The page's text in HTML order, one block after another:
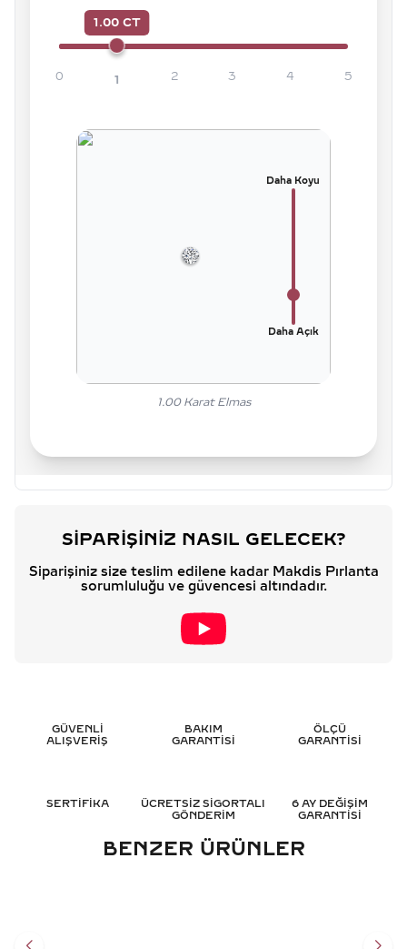
1.00 CT
0 1 2 3 4 5
Daha Koyu
Daha Açık
1.00Karat Elmas
SIPARIŞINIZ NASIL GELECEK?
Siparişiniz size teslim edilene kadar Makdis Pırlanta
sorumluluğu ve güvencesi altındadır.
GÜVENLİ
ALIŞVERİŞ
BAKIM
GARANTİSİ
ÖLÇÜ
GARANTİSİ
SERTİFİKA
ÜCRETSİZ SİGORTALI
GÖNDERİM
6 AY DEĞİŞİM
GARANTİSİ
BENZER ÜRÜNLER